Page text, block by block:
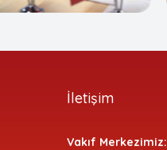
İletişim
Vakıf Merkezimiz: